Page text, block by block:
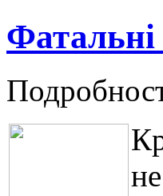
Фатальні